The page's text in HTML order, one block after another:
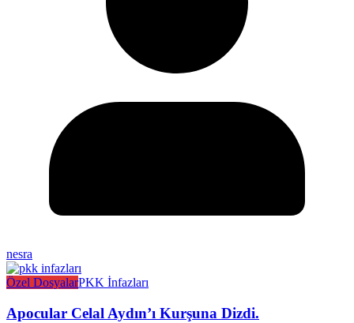
nesra
Özel DosyalarPKK İnfazları
Apocular Celal Aydın’ı Kurşuna Dizdi.